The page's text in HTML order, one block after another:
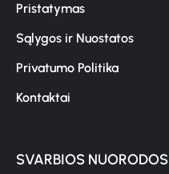
Pristatymas
Sąlygos ir Nuostatos
Privatumo Politika
Kontaktai
SVARBIOS NUORODOS